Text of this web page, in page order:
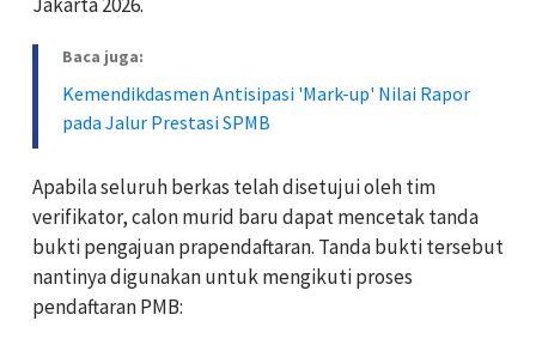
Baca juga:
Kemendikdasmen Antisipasi 'Mark-up' Nilai Rapor
pada Jalur Prestasi SPMB
Apabila seluruh berkas telah disetujui oleh tim
verifikator, calon murid baru dapat mencetak tanda
bukti pengajuan prapendaftaran. Tanda bukti tersebut
nantinya digunakan untuk mengikuti proses
pendaftaran PMB: